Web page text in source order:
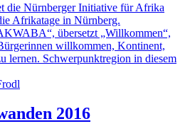
die Nürnberger Initiative für Afrika
Afrikatage in Nürnberg.
übersetzt „Willkommen“,
willkommen, Kontinent,
lernen. Schwerpunktregion in diesem
2016